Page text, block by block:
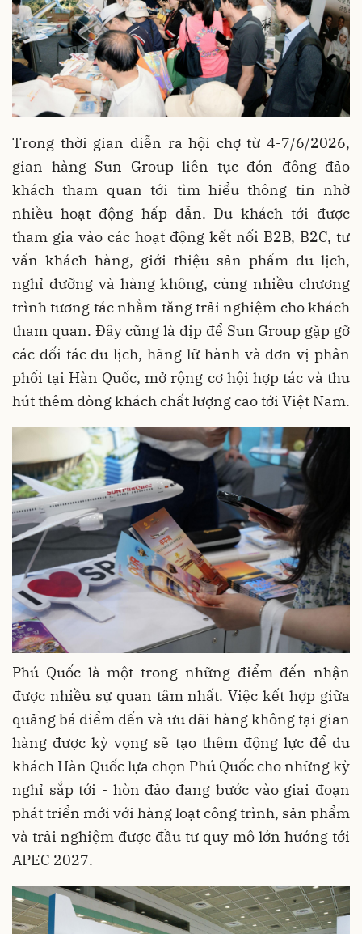
Trong thời gian diễn ra hội chợ từ 4-7/6/2026,
gian hàng Sun Group liên tục đón đông đảo
khách tham quan tới tìm hiểu thông tin nhờ
nhiều hoạt động hấp dẫn. Du khách tới được
tham gia vào các hoạt động kết nối B2B, B2C, tư
vấn khách hàng, giới thiệu sản phẩm du lịch,
nghỉ dưỡng và hàng không, cùng nhiều chương
trình tương tác nhằm tăng trải nghiệm cho khách
tham quan. Đây cũng là dịp để Sun Group gặp gỡ
các đối tác du lịch, hãng lữ hành và đơn vị phân
phối tại Hàn Quốc, mở rộng cơ hội hợp tác và thu
hút thêm dòng khách chất lượng cao tới Việt Nam.
Phú Quốc là một trong những điểm đến nhận
được nhiều sự quan tâm nhất. Việc kết hợp giữa
quảng bá điểm đến và ưu đãi hàng không tại gian
hàng được kỳ vọng sẽ tạo thêm động lực để du
khách Hàn Quốc lựa chọn Phú Quốc cho những kỳ
nghỉ sắp tới - hòn đảo đang bước vào giai đoạn
phát triển mới với hàng loạt công trình, sản phẩm
và trải nghiệm được đầu tư quy mô lớn hướng tới
APEC 2027.